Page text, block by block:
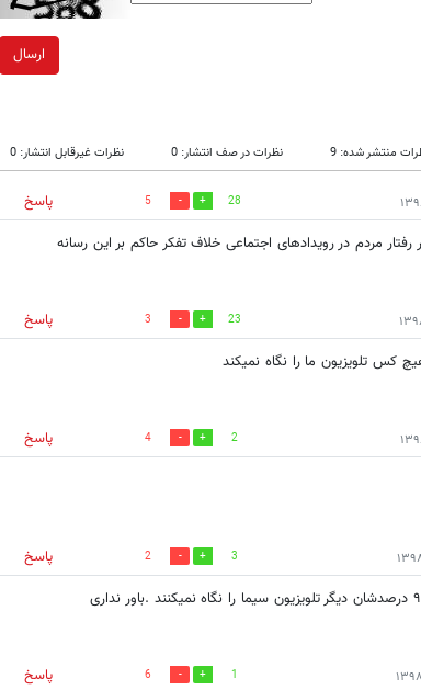
ارسال
منتشر شده: 9 نظرات در صف انتشار: 0 نظرات غیرقابل انتشار: 0
28
5
پاسخ
مردم در رویدادهای اجتماعی خلاف تفکر حاکم بر این رسانه
23
3
پاسخ
کس تلویزیون ما را نگاه نمیکند
2
4
پاسخ
3
2
پاسخ
1
6
پاسخ